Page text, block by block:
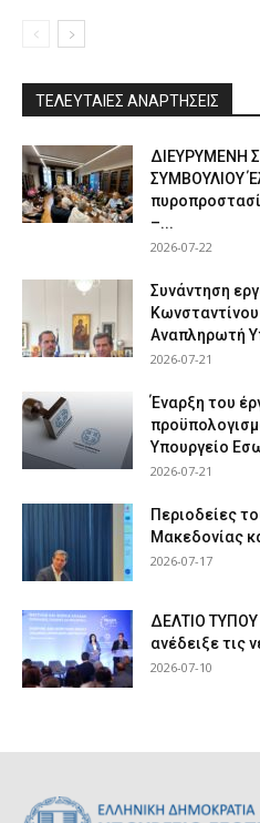
ΤΕΛΕΥΤΑΙΕΣ ΑΝΑΡΤΗΣΕΙΣ
ΔΙΕΥΡΥΜΕΝΗ
ΣΥΜΒΟΥΛΙΟΥ
–...
2026-07-22
Συνάντηση
Αναπληρωτή
2026-07-21
Έναρξη του
Υπουργείο
2026-07-21
Περιοδείες
Μακεδονίας
2026-07-17
ΔΕΛΤΙΟ ΤΥΠΟΥ
ανέδειξε τις
2026-07-10